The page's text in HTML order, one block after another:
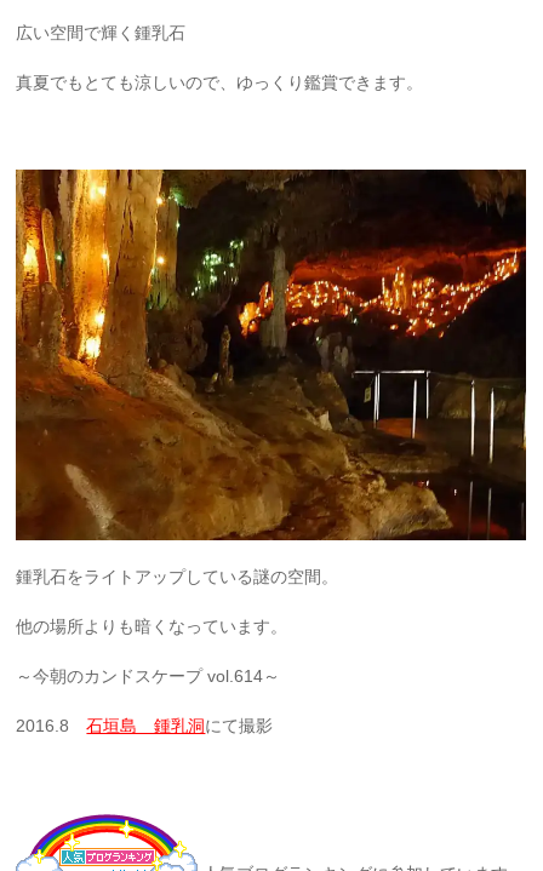
広い空間で輝く鍾乳石
真夏でもとても涼しいので、ゆっくり鑑賞できます。
鍾乳石をライトアップしている謎の空間。
他の場所よりも暗くなっています。
～今朝のカンドスケープ vol.614～
2016.8石垣島 鍾乳洞にて撮影